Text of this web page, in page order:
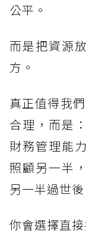
公平。
而是把資源
方。
真正值得我
合理，而是
財務管理能
照顧另一半
另一半過世
你會選擇直